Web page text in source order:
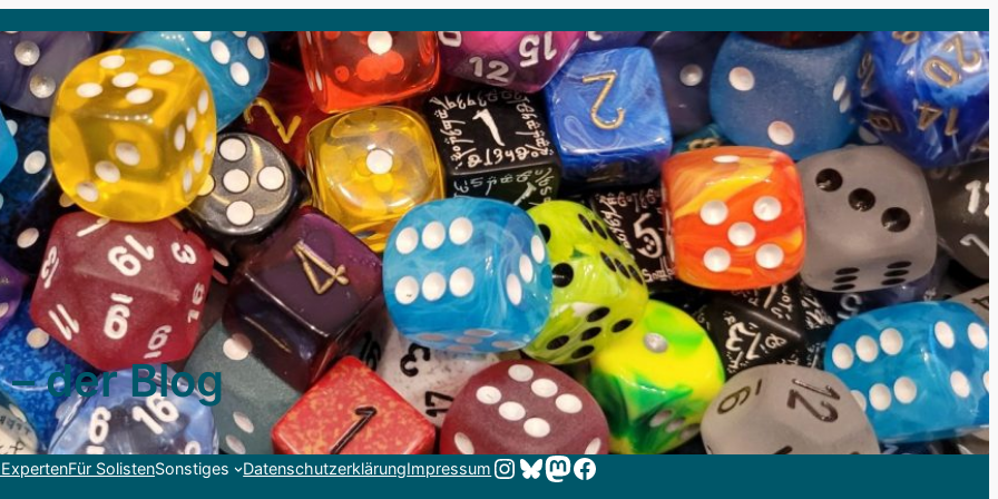
der Blog
Für SolistenSonstiges DatenschutzerklärungImpressum Link zur Instagram-Seite von Zeit-zum-Spielen
Bluesky
Mastodon
Facebook